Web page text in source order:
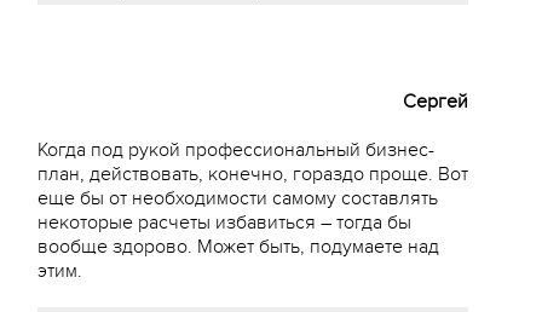
Сергей
Когда под рукой профессиональный бизнес-
план, действовать, конечно, гораздо проще. Вот
еще бы от необходимости самому составлять
некоторые расчеты избавиться – тогда бы
вообще здорово. Может быть, подумаете над
этим.